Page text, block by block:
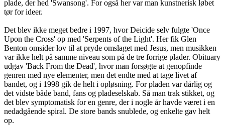
plade, der hed 'Swansong'. For også her var man kunstnerisk løbet
tør for ideer.
Det blev ikke meget bedre i 1997, hvor Deicide selv fulgte 'Once
Upon the Cross' op med 'Serpents of the Light'. Her fik Glen
Benton omsider lov til at pryde omslaget med Jesus, men musikken
var ikke helt på samme niveau som på de tre forrige plader. Obituary
udgav 'Back From the Dead', hvor man forsøgte at genopfinde
genren med nye elementer, men det endte med at tage livet af
bandet, og i 1998 gik de helt i opløsning. For pladen var dårlig og
det vidste både band, fans og pladeselskab. Så man trak stikket, og
det blev symptomatisk for en genre, der i nogle år havde været i en
nedadgående spiral. De store bands snublede, og enkelte gav helt
op.